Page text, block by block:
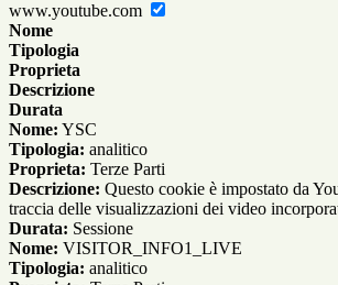
www.youtube.com
Nome
Tipologia
Proprieta
Descrizione
Durata
Nome: YSC
Tipologia: analitico
Proprieta: Terze Parti
Descrizione: Questo cookie è impostato da
traccia delle visualizzazioni dei video
Durata: Sessione
Nome: VISITOR_INFO1_LIVE
Tipologia: analitico